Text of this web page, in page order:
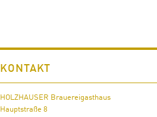
KONTAKT
HOLZHAUSER Brauereigasthaus
Hauptstraße 8